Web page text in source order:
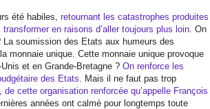
été habiles, retournant les catastrophes produites
en raisons d’aller toujours plus loin. On
soumission des Etats aux humeurs des
monnaie unique. Cette monnaie unique provoque
et en Grande-Bretagne ? On renforce les
des Etats. Mais il ne faut pas trop
de cette organisation renforcée qu’appelle François
années ont calmé pour longtemps toute